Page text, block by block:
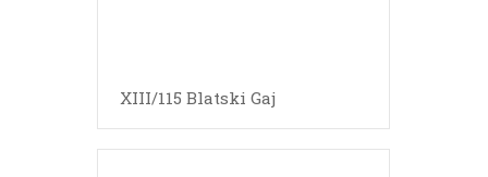
XIII/115 Blatski Gaj